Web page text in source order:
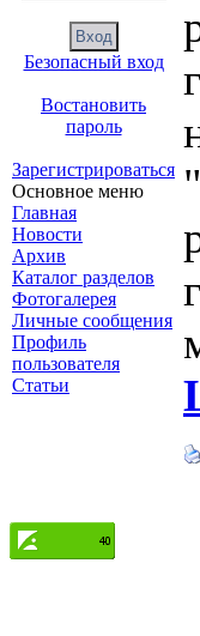
Безопасный вход
Востановить
пароль
Зарегистрироваться
Основное меню
Главная
Новости
Архив
Каталог разделов
Фотогалерея
Личные сообщения
Профиль
пользователя
Статьи